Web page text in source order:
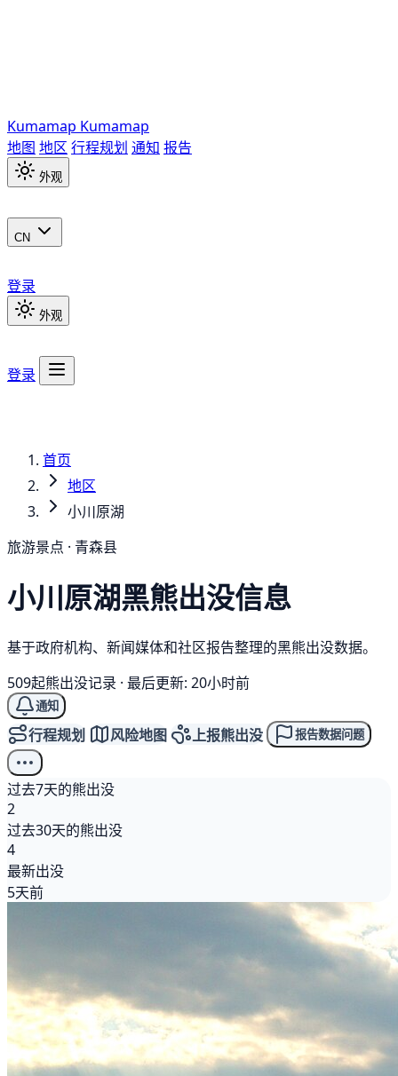
Kumamap Kumamap
地图 地区 行程规划 通知 报告
外观
CN
登录
外观
登录
首页
地区
小川原湖
旅游景点 · 青森县
小川原湖黑熊出没信息
基于政府机构、新闻媒体和社区报告整理的黑熊出没数据。
509起熊出没记录 · 最后更新: 20小时前
通知
行程规划 风险地图 上报熊出没 报告数据问题
过去7天的熊出没
2
过去30天的熊出没
4
最新出没
5天前